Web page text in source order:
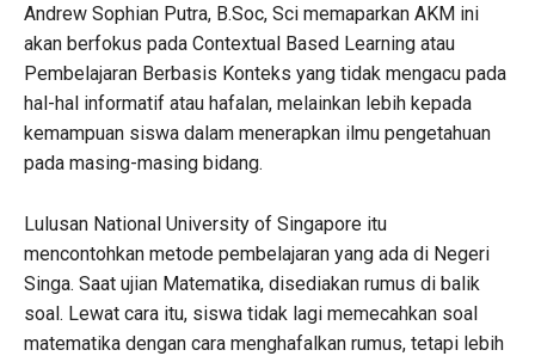
Andrew Sophian Putra, B.Soc, Sci memaparkan AKM ini
akan berfokus pada Contextual Based Learning atau
Pembelajaran Berbasis Konteks yang tidak mengacu pada
hal-hal informatif atau hafalan, melainkan lebih kepada
kemampuan siswa dalam menerapkan ilmu pengetahuan
pada masing-masing bidang.
Lulusan National University of Singapore itu
mencontohkan metode pembelajaran yang ada di Negeri
Singa. Saat ujian Matematika, disediakan rumus di balik
soal. Lewat cara itu, siswa tidak lagi memecahkan soal
matematika dengan cara menghafalkan rumus, tetapi lebih